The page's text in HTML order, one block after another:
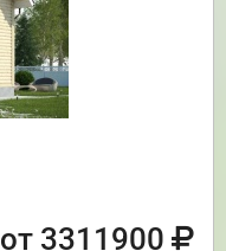
от 3311900